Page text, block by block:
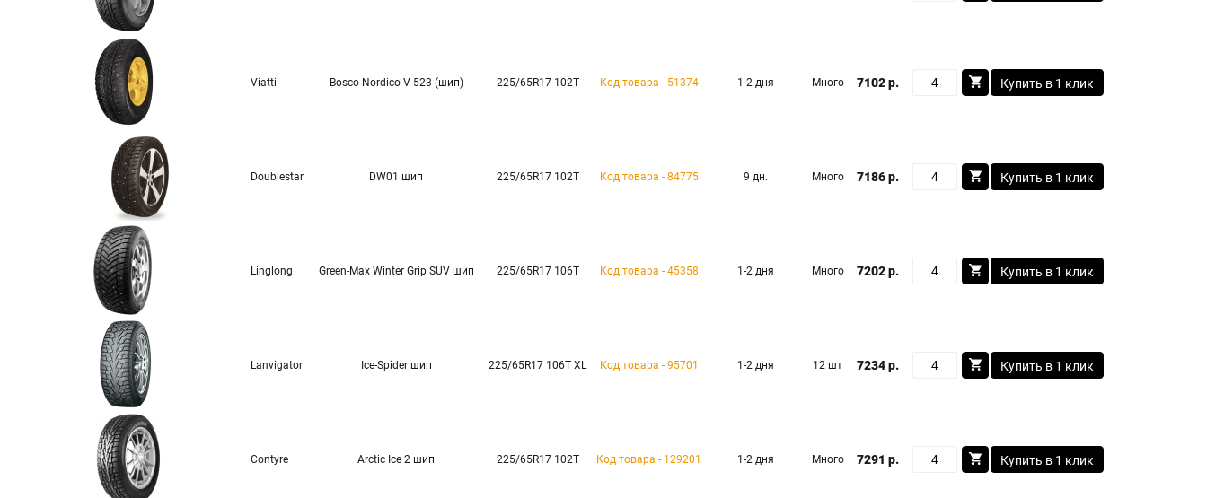
Viatti Bosco Nordico V-523 (шип) 225/65R17 102T Код товара - 51374 1-2 дня Много 7102 р. Купить в 1 клик
Doublestar DW01 шип 225/65R17 102T Код товара - 84775 9 дн. Много 7186 р. Купить в 1 клик
Linglong Green-Max Winter Grip SUV шип 225/65R17 106T Код товара - 45358 1-2 дня Много 7202 р. Купить в 1 клик
Lanvigator Ice-Spider шип 225/65R17 106T XL Код товара - 95701 1-2 дня 12 шт 7234 р. Купить в 1 клик
Contyre Arctic Ice 2 шип 225/65R17 102T Код товара - 129201 1-2 дня Много 7291 р. Купить в 1 клик